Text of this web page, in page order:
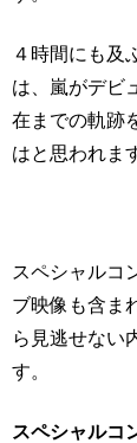
４時間にも及
は、嵐がデビ
在までの軌跡
はと思われま
スペシャルコ
ブ映像も含ま
ら見逃せない
す。
スペシャルコ